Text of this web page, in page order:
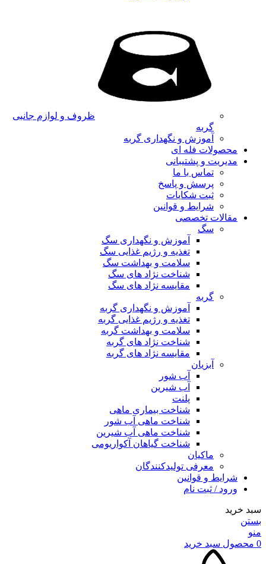
ظروف و لوازم جانبی
گربه
آموزش و نگهداری گربه
محصولات فله ای
مدیریت و پشتیبانی
تماس با ما
پرسش و پاسخ
ثبت شکایات
شرایط و قوانین
مقالات تخصصی
سگ
آموزش و نگهداری سگ
تغذیه و رژیم غذایی سگ
سلامت و بهداشت سگ
شناخت نژاد های سگ
مقایسه نژاد های سگ
گربه
آموزش و نگهداری گربه
تغذیه و رژیم غذایی گربه
سلامت و بهداشت گربه
شناخت نژاد های گربه
مقایسه نژاد های گربه
آبزیان
آب شور
آب شیرین
پلنت
شناخت بیماری ماهی
شناخت ماهی آب شور
شناخت ماهی آب شیرین
شناخت گیاهان آکواریومی
ماکیان
معرفی تولیدکنندگان
شرایط و قوانین
ورود / ثبت نام
سبد خرید
بستن
منو
0 محصول سبد خرید